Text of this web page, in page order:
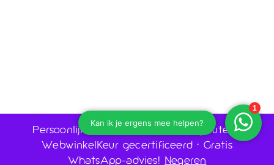
Persoonlijk advies door huidtherapeuten •
WebwinkelKeur gecertificeerd • Gratis
WhatsApp-advies!Negeren